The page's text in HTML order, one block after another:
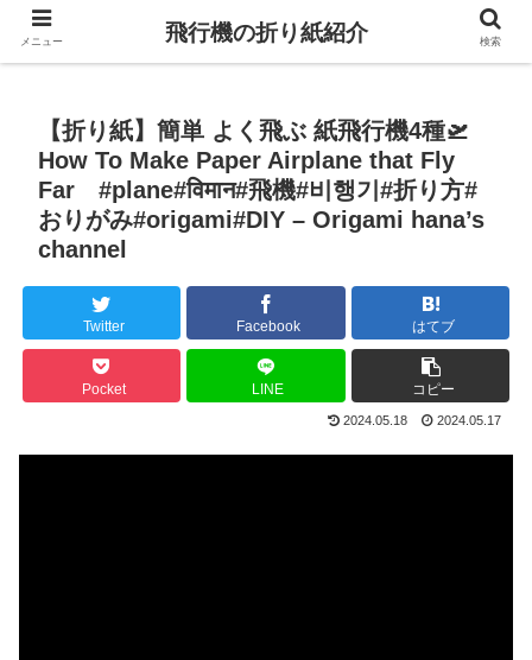
【折り紙】簡単 よく飛ぶ 紙飛行機4種🛫
How To Make Paper Airplane that Fly
Far #plane#विमान#飛機#비행기#折り方#
おりがみ#origami#DIY – Origami hana’s
channel
Twitter Facebook はてブ
Pocket LINE コピー
2024.05.18 2024.05.17
メニュー 飛行機の折り紙紹介 検索